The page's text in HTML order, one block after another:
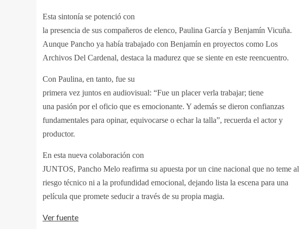
Esta sintonía se potenció con
la presencia de sus compañeros de elenco, Paulina García y Benjamín Vicuña.
Aunque Pancho ya había trabajado con Benjamín en proyectos como Los
Archivos Del Cardenal, destaca la madurez que se siente en este reencuentro.
Con Paulina, en tanto, fue su
primera vez juntos en audiovisual: “Fue un placer verla trabajar; tiene
una pasión por el oficio que es emocionante. Y además se dieron confianzas
fundamentales para opinar, equivocarse o echar la talla”, recuerda el actor y
productor.
En esta nueva colaboración con
JUNTOS, Pancho Melo reafirma su apuesta por un cine nacional que no teme al
riesgo técnico ni a la profundidad emocional, dejando lista la escena para una
película que promete seducir a través de su propia magia.
Ver fuente